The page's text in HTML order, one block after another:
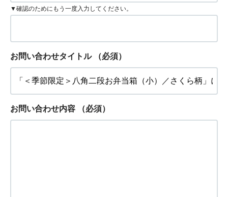
▼確認のためにもう一度入力してください。
お問い合わせタイトル （必須）
お問い合わせ内容 （必須）